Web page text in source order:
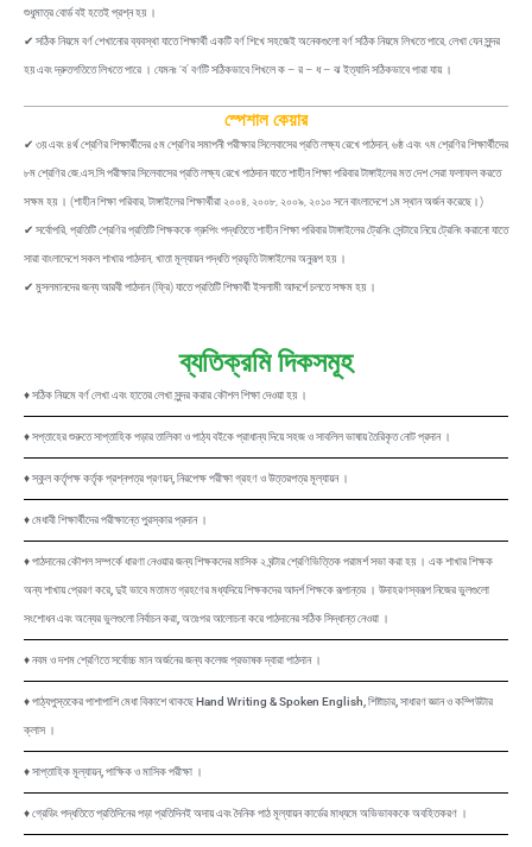
ব্যতিক্রমি দিকসমূহ
♦ সঠিক নিয়মে বর্ণ লেখা এবং হাতের লেখা সুন্দর করার কৌশল শিক্ষা দেওয়া হয় ।
♦ সপ্তাহের শুরুতে সাপ্তাহিক পড়ার তালিকা ও পাঠ্য বইকে প্রাধান্য দিয়ে সহজ ও সাবলিল ভাষায় তৈরিকৃত নোট প্রদান ।
♦ স্কুল কর্তৃপক্ষ কর্তৃক প্রশ্নপত্র প্রণয়ন, নিরপেক্ষ পরীক্ষা গ্রহণ ও উত্তরপত্র মূল্যায়ন ।
♦ মেধাবী শিক্ষার্থীদের পরীক্ষান্তে পুরস্কার প্রদান ।
♦ পাঠদানের কৌশল সম্পর্কে ধারণা নেওয়ার জন্য শিক্ষকদের মাসিক ২ ঘন্টার শ্রেণিভিত্তিক পরামর্শ সভা করা হয় । এক শাখার শিক্ষক
অন্য শাখায় প্রেরণ করে, দুই ভাবে মতামত গ্রহণের মধ্যদিয়ে শিক্ষকদের আদর্শ শিক্ষকে রূপান্তর । উদাহরণস্বরূপ নিজের ভুলগুলো
সংশোধন এবং অন্যের ভুলগুলো নির্বাচন করা, অতঃপর আলোচনা করে পাঠদানের সঠিক সিদ্ধান্ত নেওয়া ।
♦ নবম ও দশম শ্রেণিতে সর্বোচ্চ মান অর্জনের জন্য কলেজ প্রভাষক দ্বারা পাঠদান ।
♦ পাঠ্যপুস্তকের পাশাপাশি মেধা বিকাশে থাকছে Hand Writing & Spoken English, শিষ্টাচার, সাধারণ জ্ঞান ও কম্পিউটার
ক্লাস ।
♦ সাপ্তাহিক মূল্যায়ন, পাক্ষিক ও মাসিক পরীক্ষা ।
♦ গ্রেডিং পদ্ধতিতে প্রতিদিনের পড়া প্রতিদিনই অদায় এবং দৈনিক পাঠ মূল্যায়ন কার্ডের মাধ্যমে অভিভাবককে অবহিতকরণ ।
শুধুমাত্র বোর্ড বই হতেই প্রশ্ন হয় ।
✔ সঠিক নিয়মে বর্ণ শেখানোর ব্যবস্থা যাতে শিক্ষার্থী একটি বর্ণ শিখে সহজেই অনেকগুলো বর্ণ সঠিক নিয়মে লিখতে পারে, লেখা যেন সুন্দর
হয় এবং দ্রুতগতিতে লিখতে পারে । যেমনঃ ‘ব’ বর্ণটি সঠিকভাবে শিখলে ক – র – ধ – ঝ ইত্যাদি সঠিকভাবে পারা যায় ।
স্পেশাল কেয়ার
✔ ৩য় এবং ৪র্থ শ্রেণির শিক্ষার্থীদের ৫ম শ্রেণির সমাপনী পরীক্ষার সিলেবাসের প্রতি লক্ষ্য রেখে পাঠদান, ৬ষ্ঠ এবং ৭ম শ্রেণির শিক্ষার্থীদের
৮ম শ্রেণির জে.এস.সি পরীক্ষার সিলেবাসের প্রতি লক্ষ্য রেখে পাঠদান যাতে শাহীন শিক্ষা পরিবার টাঙ্গাইলের মত দেশ সেরা ফলাফল করতে
সক্ষম হয় । (শাহীন শিক্ষা পরিবার, টাঙ্গাইলের শিক্ষার্থীরা ২০০৪, ২০০৮, ২০০৯, ২০১০ সনে বাংলাদেশে ১ম স্থান অর্জন করেছে।)
✔ সর্বোপরি, প্রতিটি শ্রেণির প্রতিটি শিক্ষককে গ্রুপিং পদ্ধতিতে শাহীন শিক্ষা পরিবার টাঙ্গাইলের ট্রেনিং সেন্টারে নিয়ে ট্রেনিং করানো যাতে
সারা বাংলাদেশে সকল শাখার পাঠদান, খাতা মূল্যায়ন পদ্ধতি প্রভৃতি টাঙ্গাইলের অনুরূপ হয় ।
✔ মুসলমানদের জন্য আরবী পাঠদান (ফ্রি) যাতে প্রতিটি শিক্ষার্থী ইসলামী আদর্শে চলতে সক্ষম হয় ।